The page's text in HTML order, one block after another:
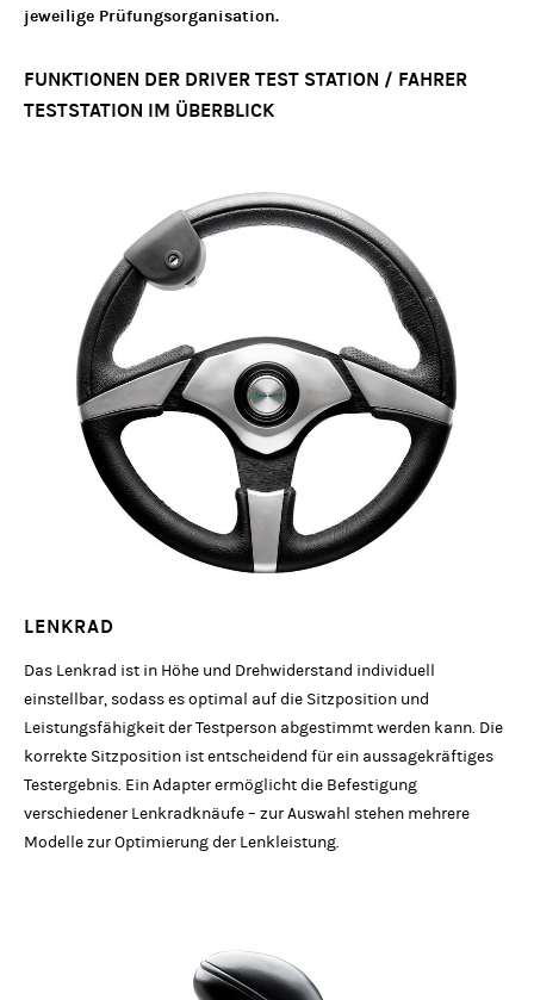
jeweilige Prüfungsorganisation.
FUNKTIONEN DER DRIVER TEST STATION / FAHRER
TESTSTATION IM ÜBERBLICK
LENKRAD
Das Lenkrad ist in Höhe und Drehwiderstand individuell
einstellbar, sodass es optimal auf die Sitzposition und
Leistungsfähigkeit der Testperson abgestimmt werden kann. Die
korrekte Sitzposition ist entscheidend für ein aussagekräftiges
Testergebnis. Ein Adapter ermöglicht die Befestigung
verschiedener Lenkradknäufe – zur Auswahl stehen mehrere
Modelle zur Optimierung der Lenkleistung.